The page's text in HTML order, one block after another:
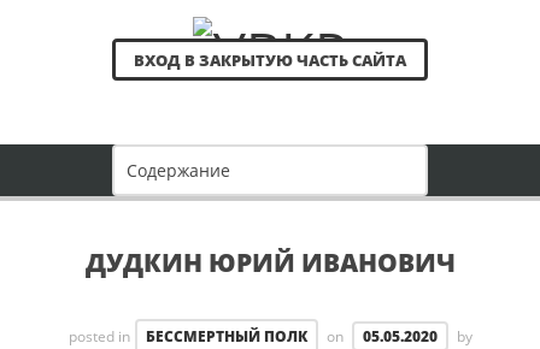
ВХОД В ЗАКРЫТУЮ ЧАСТЬ САЙТА
ДУДКИН ЮРИЙ ИВАНОВИЧ
posted in БЕССМЕРТНЫЙ ПОЛК on 05.05.2020 by